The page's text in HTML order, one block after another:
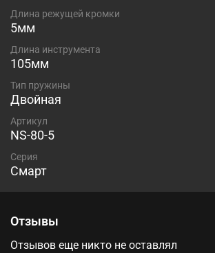
Длина режущей кромки
5мм
Длина инструмента
105мм
Тип пружины
Двойная
Артикул
NS-80-5
Серия
Смарт
Отзывы
Отзывов еще никто не оставлял